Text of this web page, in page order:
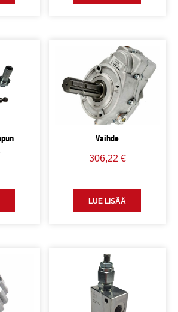
Vaihde
306,22 €
LUE LISÄÄ